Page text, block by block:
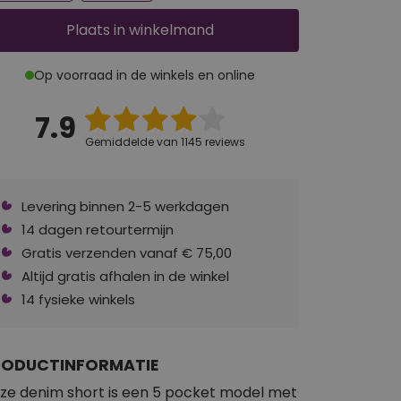
Plaats in winkelmand
Op voorraad in de winkels en online
7.9 Gemiddelde van 1145 reviews
Levering binnen 2-5 werkdagen
14 dagen retourtermijn
Gratis verzenden vanaf € 75,00
Altijd gratis afhalen in de winkel
14 fysieke winkels
denim short is een 5 pocket model met